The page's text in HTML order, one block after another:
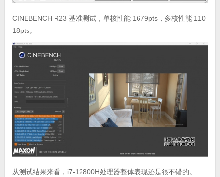
CINEBENCH R23 基准测试，单核性能 1679pts，多核性能 110
18pts。
从测试结果来看，i7-12800H处理器整体表现还是很不错的。